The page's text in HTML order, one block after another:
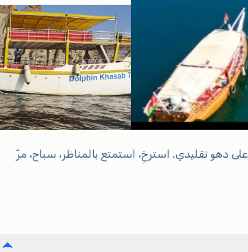
دهو تقليدي. استرخِ، استمتع بالمناظر، سباح، مرّ